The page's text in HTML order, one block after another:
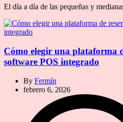
El día a día de las pequeñas y
Cómo elegir una plataforma
software POS integrado
By Fermín
febrero 6, 2026